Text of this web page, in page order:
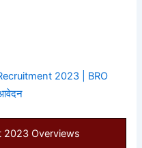
2023 | BRO
आवेदन
2023 Overviews